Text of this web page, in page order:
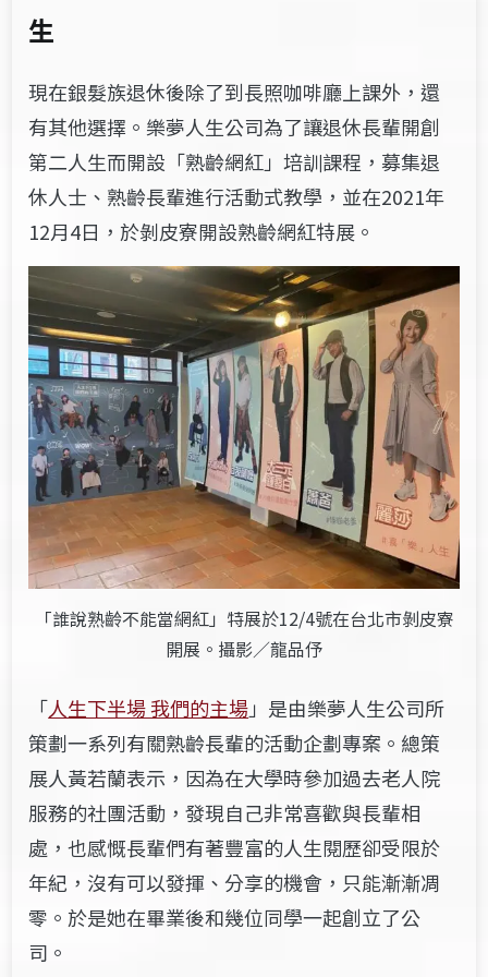
生
現在銀髮族退休後除了到長照咖啡廳上課外，還
有其他選擇。樂夢人生公司為了讓退休長輩開創
第二人生而開設「熟齡網紅」培訓課程，募集退
休人士、熟齡長輩進行活動式教學，並在2021年
12月4日，於剝皮寮開設熟齡網紅特展。
「誰說熟齡不能當網紅」特展於12/4號在台北市剝皮寮
開展。攝影／龍品伃
「人生下半場 我們的主場」是由樂夢人生公司所
策劃一系列有關熟齡長輩的活動企劃專案。總策
展人黃若蘭表示，因為在大學時參加過去老人院
服務的社團活動，發現自己非常喜歡與長輩相
處，也感慨長輩們有著豐富的人生閱歷卻受限於
年紀，沒有可以發揮、分享的機會，只能漸漸凋
零。於是她在畢業後和幾位同學一起創立了公
司。